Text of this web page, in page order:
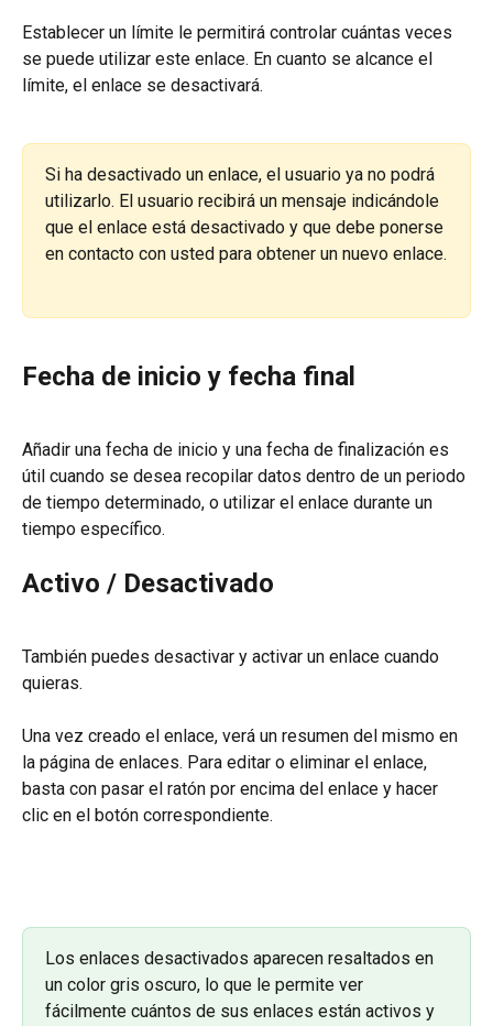
Establecer un límite le permitirá controlar cuántas veces
se puede utilizar este enlace. En cuanto se alcance el
límite, el enlace se desactivará.
Si ha desactivado un enlace, el usuario ya no podrá
utilizarlo. El usuario recibirá un mensaje indicándole
que el enlace está desactivado y que debe ponerse
en contacto con usted para obtener un nuevo enlace.
Fecha de inicio y fecha final
Añadir una fecha de inicio y una fecha de finalización es
útil cuando se desea recopilar datos dentro de un periodo
de tiempo determinado, o utilizar el enlace durante un
tiempo específico.
Activo / Desactivado
También puedes desactivar y activar un enlace cuando
quieras.
Una vez creado el enlace, verá un resumen del mismo en
la página de enlaces. Para editar o eliminar el enlace,
basta con pasar el ratón por encima del enlace y hacer
clic en el botón correspondiente.
Los enlaces desactivados aparecen resaltados en
un color gris oscuro, lo que le permite ver
fácilmente cuántos de sus enlaces están activos y